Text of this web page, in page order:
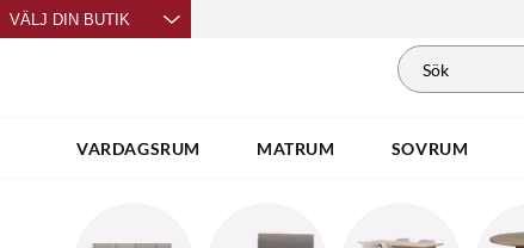
VÄLJ DIN BUTIK
VARDAGSRUM MATRUM SOVRUM